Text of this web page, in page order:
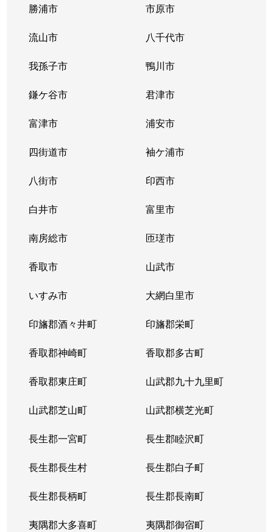
勝浦市 市原市
流山市 八千代市
我孫子市 鴨川市
鎌ケ谷市 君津市
富津市 浦安市
四街道市 袖ケ浦市
八街市 印西市
白井市 富里市
南房総市 匝瑳市
香取市 山武市
いすみ市 大網白里市
印旛郡酒々井町 印旛郡栄町
香取郡神崎町 香取郡多古町
香取郡東庄町 山武郡九十九里町
山武郡芝山町 山武郡横芝光町
長生郡一宮町 長生郡睦沢町
長生郡長生村 長生郡白子町
長生郡長柄町 長生郡長南町
夷隅郡大多喜町 夷隅郡御宿町